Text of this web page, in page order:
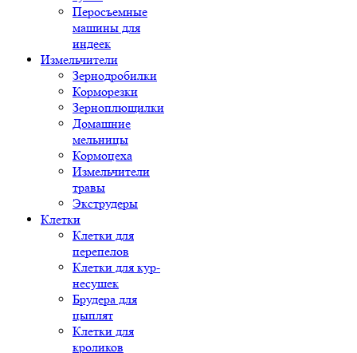
Перосъемные
машины для
индеек
Измельчители
Зернодробилки
Корморезки
Зерноплющилки
Домашние
мельницы
Кормоцеха
Измельчители
травы
Экструдеры
Клетки
Клетки для
перепелов
Клетки для кур-
несушек
Брудера для
цыплят
Клетки для
кроликов